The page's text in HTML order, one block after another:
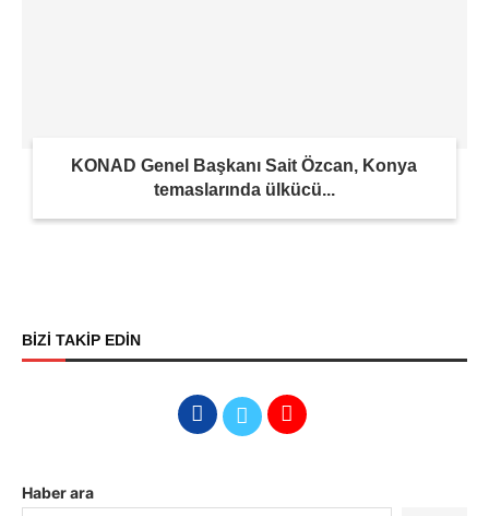
KONAD Genel Başkanı Sait Özcan, Konya
temaslarında ülkücü...
BİZİ TAKİP EDİN
Haber ara